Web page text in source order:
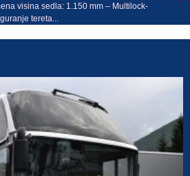
visina sedla: 1.150 mm – Multilock-
tereta...